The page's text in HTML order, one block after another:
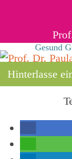
Gesund
Hinterlasse